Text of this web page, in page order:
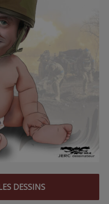
DESSINS